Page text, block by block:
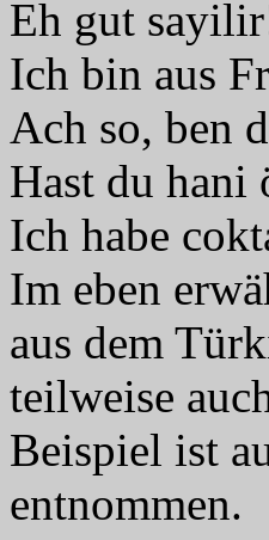
Eh gut
Ich bin aus
Ach so, ben
Hast du hani
Ich habe
Im eben
aus dem
teilweise
Beispiel ist
entnommen.